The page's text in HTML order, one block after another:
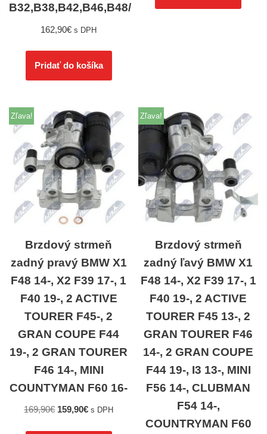
B32,B38,B42,B46,B48/
162,90€ s DPH
Pridať do košíka
Zľava!
Brzdový strmeň
zadný pravý BMW X1
F48 14-, X2 F39 17-, 1
F40 19-, 2 ACTIVE
TOURER F45-, 2
GRAN COUPE F44
19-, 2 GRAN TOURER
F46 14-, MINI
COUNTYMAN F60 16-
169,90€ 159,90€ s DPH
Zľava!
Brzdový strmeň
zadný ľavý BMW X1
F48 14-, X2 F39 17-, 1
F40 19-, 2 ACTIVE
TOURER F45 13-, 2
GRAN TOURER F46
14-, 2 GRAN COUPE
F44 19-, I3 13-, MINI
F56 14-, CLUBMAN
F54 14-,
COUNTRYMAN F60